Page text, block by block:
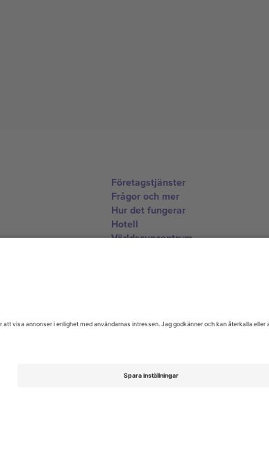
Företagstjänster
Frågor och mer
Hur det fungerar
Hotell
Världscupcentrum